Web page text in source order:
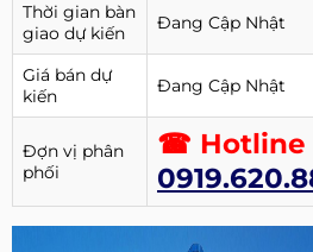
Thời gian bàn
giao dự kiến
Đang Cập Nhật
Giá bán dự
kiến
Đang Cập Nhật
Đợn vị phân
phối
☎ Hotline